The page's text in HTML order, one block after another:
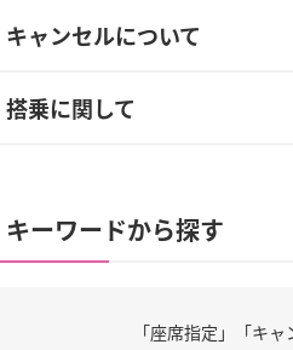
キャンセルについて
搭乗に関して
キーワードから探す
「座席指定」「キ